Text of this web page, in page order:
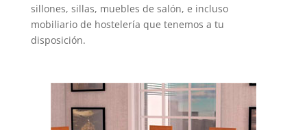
sillones, sillas, muebles de salón, e incluso
mobiliario de hostelería que tenemos a tu
disposición.